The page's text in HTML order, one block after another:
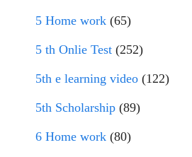
5 Home work (65)
5 th Onlie Test (252)
5th e learning video (122)
5th Scholarship (89)
6 Home work (80)